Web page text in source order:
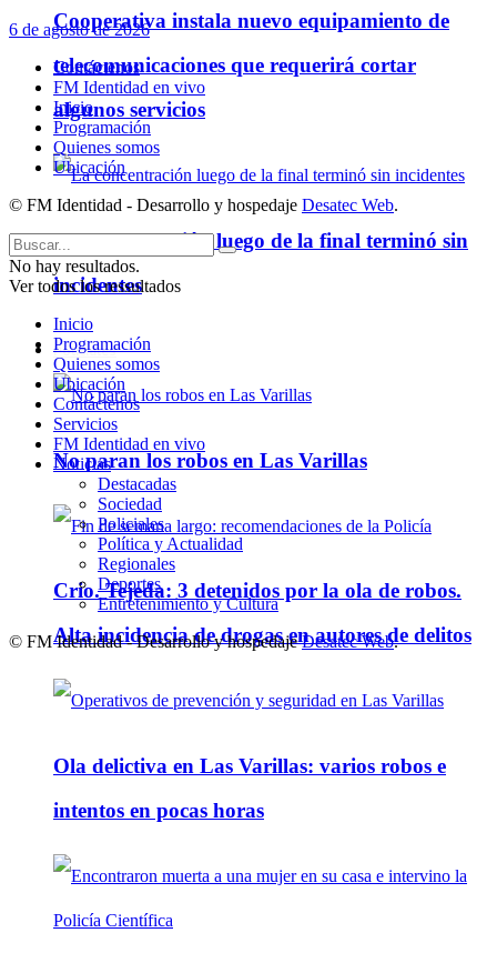
Cooperativa instala nuevo equipamiento de
telecomunicaciones que requerirá cortar
algunos servicios
La concentración luego de la final terminó sin
incidentes
Policiales
No paran los robos en Las Varillas
Crio. Tejeda: 3 detenidos por la ola de robos.
Alta incidencia de drogas en autores de delitos
Ola delictiva en Las Varillas: varios robos e
intentos en pocas horas
6 de agosto de 2026
Contáctenos
FM Identidad en vivo
Inicio
Programación
Quienes somos
Ubicación
© FM Identidad - Desarrollo y hospedaje Desatec Web.
No hay resultados.
Ver todos los ressultados
Inicio
Programación
Quienes somos
Ubicación
Contáctenos
Servicios
FM Identidad en vivo
Noticias
Destacadas
Sociedad
Policiales
Política y Actualidad
Regionales
Deportes
Entretenimiento y Cultura
© FM Identidad - Desarrollo y hospedajeDesatec Web.